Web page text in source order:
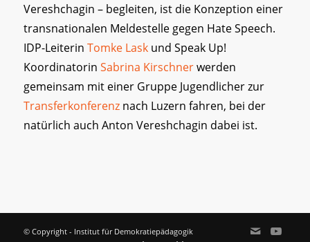
Vereshchagin – begleiten, ist die Konzeption einer
transnationalen Meldestelle gegen Hate Speech.
IDP-Leiterin Tomke Lask und Speak Up!
Koordinatorin Sabrina Kirschnerwerden
gemeinsam mit einer Gruppe Jugendlicher zur
Transferkonferenz nach Luzern fahren, bei der
natürlich auch Anton Vereshchagin dabei ist.
© Copyright - Institut für Demokratiepädagogik